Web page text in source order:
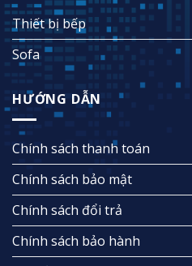
Thiết bị bếp
Sofa
HƯỚNG DẪN
Chính sách thanh toán
Chính sách bảo mật
Chính sách đổi trả
Chính sách bảo hành